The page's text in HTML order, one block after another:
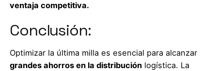
ventaja competitiva.
Conclusión:
Optimizar la última milla es esencial para alcanzar
grandes ahorros en la distribución logística. La